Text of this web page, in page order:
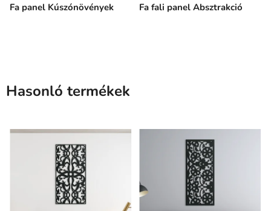
Fa panel Kúszónövények Fa fali panel Absztrakció
Hasonló termékek